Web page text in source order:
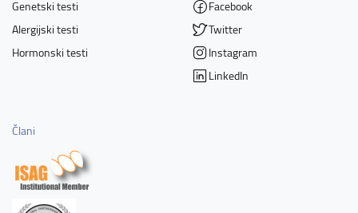
Genetski testi
Alergijski testi
Hormonski testi
Facebook
Twitter
Instagram
LinkedIn
Člani